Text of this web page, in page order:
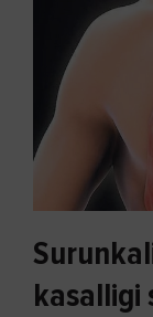
kasalligi